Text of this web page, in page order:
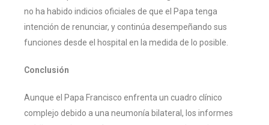
no ha habido indicios oficiales de que el Papa tenga
intención de renunciar, y continúa desempeñando sus
funciones desde el hospital en la medida de lo posible.
Conclusión
Aunque el Papa Francisco enfrenta un cuadro clínico
complejo debido a una neumonía bilateral, los informes